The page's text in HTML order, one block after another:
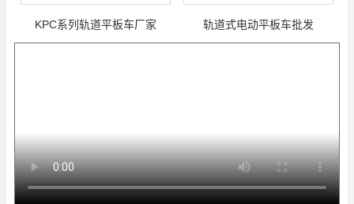
KPC系列轨道平板车厂家 轨道式电动平板车批发